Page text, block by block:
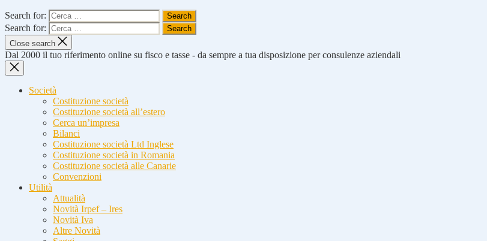
Search for:
Search for:
Close search
Dal 2000 il tuo riferimento online su fisco e tasse - da sempre a tua disposizione per consulenze aziendali
Società
Costituzione società
Costituzione società all’estero
Cerca un’impresa
Bilanci
Costituzione società Ltd Inglese
Costituzione società in Romania
Costituzione società alle Canarie
Convenzioni
Utilità
Attualità
Novità Irpef – Ires
Novità Iva
Altre Novità